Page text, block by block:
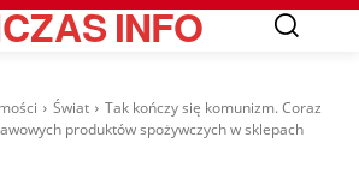
INFO
Świat
Tak kończy się komunizm. Coraz
produktów spożywczych w sklepach